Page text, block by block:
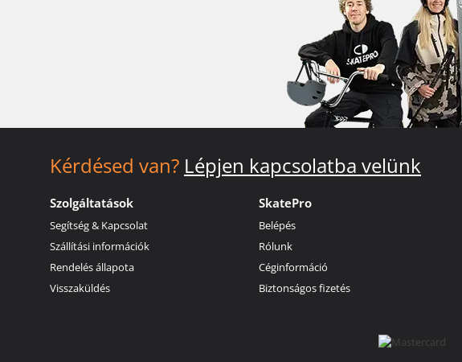
Kérdésed van? Lépjen kapcsolatba velünk
Szolgáltatások
Segítség & Kapcsolat
Szállítási információk
Rendelés állapota
Visszaküldés
SkatePro
Belépés
Rólunk
Céginformáció
Biztonságos fizetés